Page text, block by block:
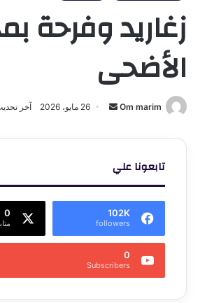
زغاريد وفرحة
الأضحى
Om marim
أرسل
إلكترونيا
26 مايو، 2026 آخر تحديث: 26 مايو،
تابعونا علي
102K
followers
0
0
Subscribers